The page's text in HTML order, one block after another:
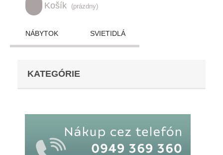
Košík (prázdny)
NÁBYTOK SVIETIDLÁ
KATEGÓRIE